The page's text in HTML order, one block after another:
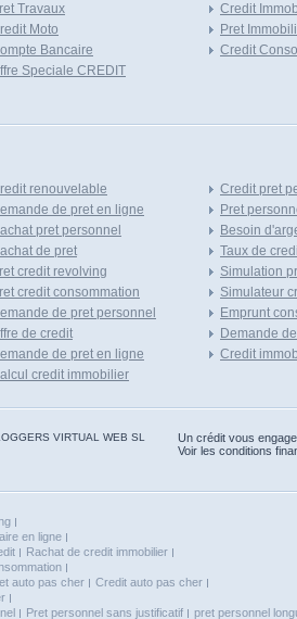
Travaux
Moto
Bancaire
Speciale CREDIT
Credit
Pret
Credit
renouvelable
de pret en ligne
pret personnel
de pret
credit revolving
credit consommation
de pret personnel
de credit
de pret en ligne
credit immobilier
Credit pret
Pret
Besoin
Taux de
Simulation
Simulateur
Emprunt
Demande
Credit
VIRTUAL WEB SL
Un crédit vous
Voir les conditions
en ligne
Rachat de credit immobilier
auto pas cher
Credit auto pas cher
Pret personnel sans justificatif pret personnel